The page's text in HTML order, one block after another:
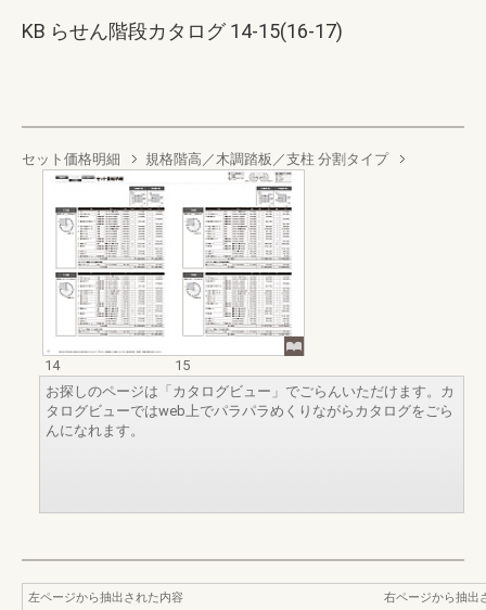
KB らせん階段カタログ 14-15(16-17)
セット価格明細 規格階高／木調踏板／支柱 分割タイプ
14
15
お探しのページは「カタログビュー」でごらんいただけます。カ
タログビューではweb上でパラパラめくりながらカタログをごら
んになれます。
左ページから抽出された内容
右ページから抽出